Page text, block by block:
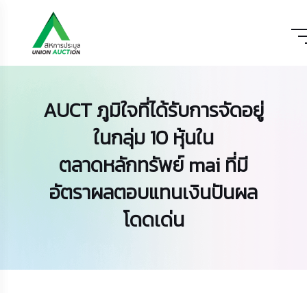
AUCT ภูมิใจที่ได้รับการจัดอยู่
ในกลุ่ม 10 หุ้นใน
ตลาดหลักทรัพย์ mai ที่มี
อัตราผลตอบแทนเงินปันผล
โดดเด่น